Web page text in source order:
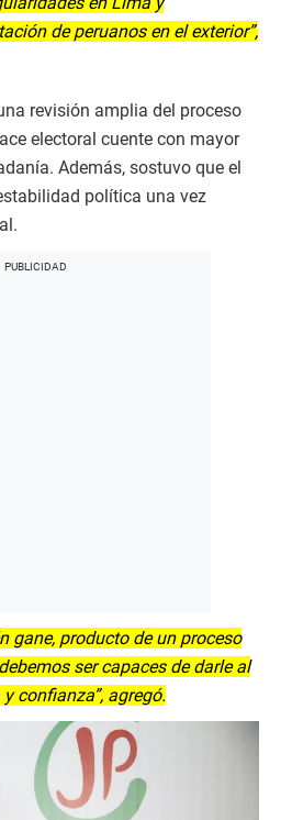
de peruanos en el exterior”,
revisión amplia del proceso
electoral cuente con mayor
Además, sostuvo que el
política una vez
gane, producto de un proceso
ser capaces de darle al
confianza”, agregó.